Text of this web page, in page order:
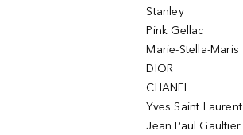
Stanley
Pink Gellac
Marie-Stella-Maris
DIOR
CHANEL
Yves Saint Laurent
Jean Paul Gaultier